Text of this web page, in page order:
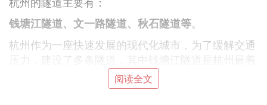
钱塘江隧道、文一路隧道、秋石隧道等。
杭州作为一座快速发展的现代化城市，为了缓解交通
压力，建设了多条隧道，其中钱塘江隧道是杭州最着
名的隧道之一。该隧道横穿钱塘江，连接了江两岸的
多个重要区域，极大地缩短了人们的通行时间，提高
阅读全文